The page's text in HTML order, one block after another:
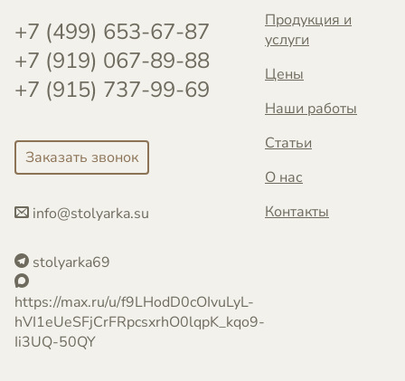
Продукция и
услуги
Цены
Наши работы
Статьи
О нас
Контакты
+7 (499) 653-67-87
+7 (919) 067-89-88
+7 (915) 737-99-69
Заказать звонок
info@stolyarka.su
stolyarka69
https://max.ru/u/f9LHodD0cOIvuLyL-
hVI1eUeSFjCrFRpcsxrhO0lqpK_kqo9-
Ii3UQ-50QY